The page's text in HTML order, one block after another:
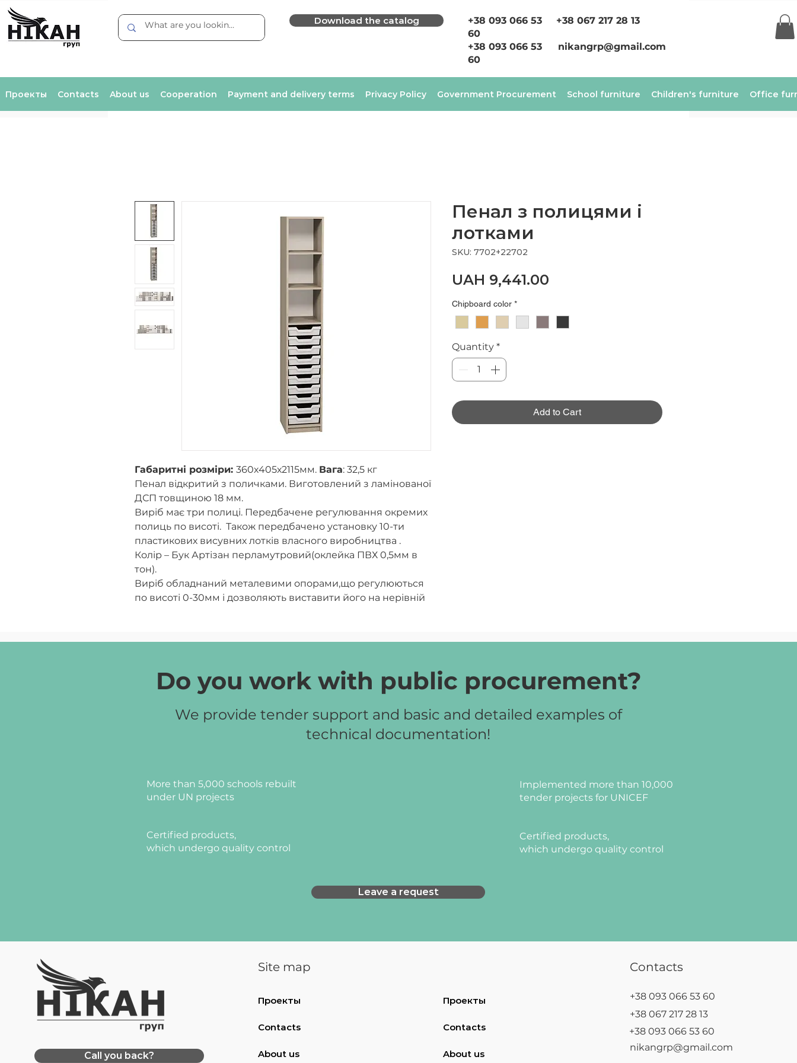
Download the catalog
+38 093 066 53
60
+38 093 066 53
60
+38 067 217 28 13
nikangrp@gmail.com
Проекты Contacts About us Cooperation Payment and delivery terms Privacy Policy Government Procurement School furniture Children's furniture Office
Габаритні розміри: 360х405х2115мм. Вага: 32,5 кг
Пенал відкритий з поличками. Виготовлений з ламінованої
ДСП товщиною 18 мм.
Виріб має три полиці. Передбачене регулювання окремих
полиць по висоті. Також передбачено установку 10-ти
пластикових висувних лотків власного виробництва .
Колір – Бук Артізан перламутровий(оклейка ПВХ 0,5мм в
тон).
Виріб обладнаний металевими опорами,що регулюються
по висоті 0-30мм і дозволяють виставити його на нерівній
Можливий колір ДСП:бук артизан перламутровий, дуб
Пенал з полицями і
лотками
SKU: 7702+22702
UAH 9,441.00
Chipboard color *
Quantity *
Add to Cart
Do you work with public procurement?
We provide tender support and basic and detailed examples of
technical documentation!
More than 5,000 schools rebuilt
under UN projects
Certified products,
which undergo quality control
Implemented more than 10,000
tender projects for UNICEF
Certified products,
which undergo quality control
Leave a request
Call you back?
Site map
Проекты
Contacts
About us
Проекты
Contacts
About us
Contacts
+38 093 066 53 60
+38 067 217 28 13
nikangrp@gmail.com
+38 093 066 53 60